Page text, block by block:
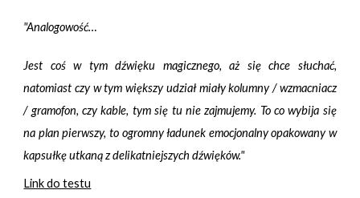
"Analogowość…
Jest coś w tym dźwięku magicznego, aż się chce słuchać,
natomiast czy w tym większy udział miały kolumny / wzmacniacz
/ gramofon, czy kable, tym się tu nie zajmujemy. To co wybija się
na plan pierwszy, to ogromny ładunek emocjonalny opakowany w
kapsułkę utkaną z delikatniejszych dźwięków."
Link do testu